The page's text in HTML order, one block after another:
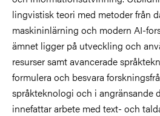
lingvistisk teori med metoder från
maskininlärning och modern AI-
ämnet ligger på utveckling och
resurser samt avancerade
formulera och besvara
språkteknologi och i angränsande
innefattar arbete med text- och